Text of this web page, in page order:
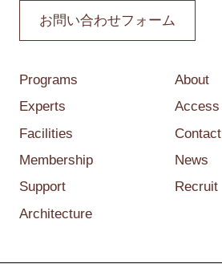
お問い合わせフォーム
Programs
Experts
Facilities
Membership
Support
Architecture
About
Access
Contact
News
Recruit